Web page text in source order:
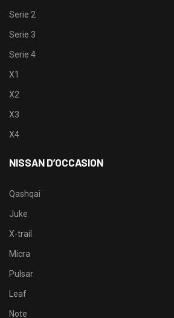
Serie 2
Serie 3
Serie 4
X1
X2
X3
X4
NISSAN D’OCCASION
Qashqai
Juke
X-trail
Micra
Pulsar
Leaf
Note